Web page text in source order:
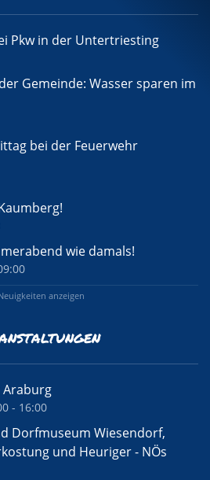
Pkw in der Untertriesting
Gemeinde: Wasser sparen im
bei der Feuerwehr
wie damals!
anzeigen
Araburg
- 16:00
Dorfmuseum Wiesendorf,
und Heuriger - NÖs